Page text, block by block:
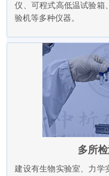
仪、可程式高低温试验箱
验机等多种仪器。
多所
建设有生物实验室、力学